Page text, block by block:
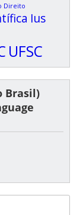
Direito
Ius
UFSC
Brasil)